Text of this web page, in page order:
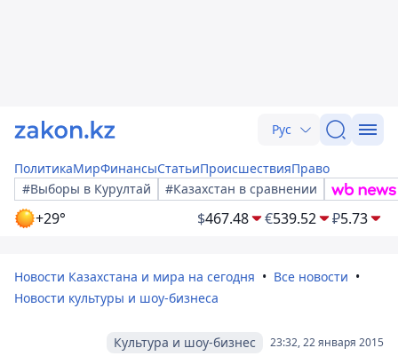
Рус
ПолитикаМирФинансыСтатьиПроисшествияПраво
#Выборы в Курултай
#Казахстан в сравнении
+29° $467.48 €539.52 ₽5.73
Новости Казахстана и мира на сегодня
Все новости
Новости культуры и шоу-бизнеса
23:32, 22 января 2015
Культура и шоу-бизнес